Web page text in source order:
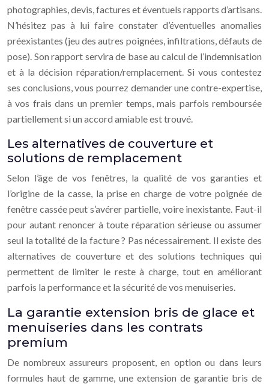
photographies, devis, factures et éventuels rapports d’artisans.
N’hésitez pas à lui faire constater d’éventuelles anomalies
préexistantes (jeu des autres poignées, infiltrations, défauts de
pose). Son rapport servira de base au calcul de l’indemnisation
et à la décision réparation/remplacement. Si vous contestez
ses conclusions, vous pourrez demander une contre-expertise,
à vos frais dans un premier temps, mais parfois remboursée
partiellement si un accord amiable est trouvé.
Les alternatives de couverture et
solutions de remplacement
Selon l’âge de vos fenêtres, la qualité de vos garanties et
l’origine de la casse, la prise en charge de votre poignée de
fenêtre cassée peut s’avérer partielle, voire inexistante. Faut-il
pour autant renoncer à toute réparation sérieuse ou assumer
seul la totalité de la facture ? Pas nécessairement. Il existe des
alternatives de couverture et des solutions techniques qui
permettent de limiter le reste à charge, tout en améliorant
parfois la performance et la sécurité de vos menuiseries.
La garantie extension bris de glace et
menuiseries dans les contrats
premium
De nombreux assureurs proposent, en option ou dans leurs
formules haut de gamme, une extension de garantie bris de